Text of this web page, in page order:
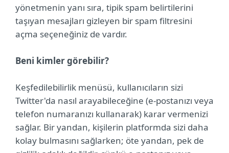
yönetmenin yanı sıra, tipik spam belirtilerini
taşıyan mesajları gizleyen bir spam filtresini
açma seçeneğiniz de vardır.
Beni kimler görebilir?
Keşfedilebilirlik menüsü, kullanıcıların sizi
Twitter'da nasıl arayabileceğine (e-postanızı veya
telefon numaranızı kullanarak) karar vermenizi
sağlar. Bir yandan, kişilerin platformda sizi daha
kolay bulmasını sağlarken; öte yandan, pek de